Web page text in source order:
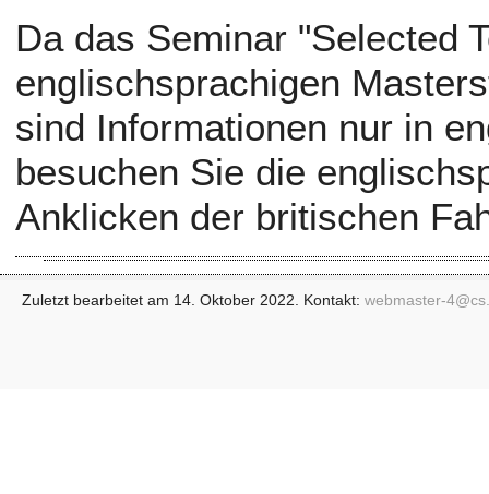
Da das Seminar "Selected
englischsprachigen
sind Informationen nur in
besuchen Sie die
Anklicken der britischen
Zuletzt bearbeitet am 14. Oktober 2022. Kontakt: webmaster-4@